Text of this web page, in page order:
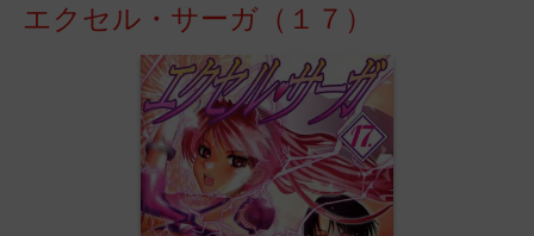
エクセル・サーガ（１７）